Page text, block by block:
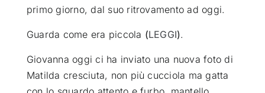
primo giorno, dal suo ritrovamento ad oggi.
Guarda come era piccola (LEGGI).
Giovanna oggi ci ha inviato una nuova foto di
Matilda cresciuta, non più cucciola ma gatta